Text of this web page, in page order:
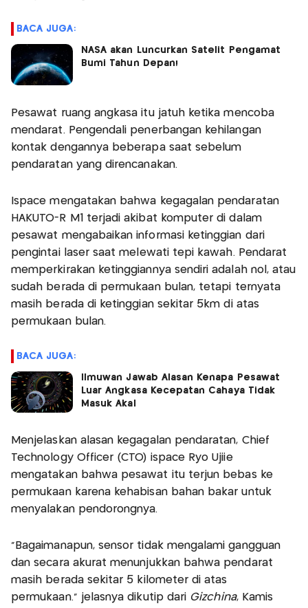
BACA JUGA:
NASA akan Luncurkan Satelit Pengamat
Bumi Tahun Depan!
Pesawat ruang angkasa itu jatuh ketika mencoba
mendarat. Pengendali penerbangan kehilangan
kontak dengannya beberapa saat sebelum
pendaratan yang direncanakan.
Ispace mengatakan bahwa kegagalan pendaratan
HAKUTO-R M1 terjadi akibat komputer di dalam
pesawat mengabaikan informasi ketinggian dari
pengintai laser saat melewati tepi kawah. Pendarat
memperkirakan ketinggiannya sendiri adalah nol, atau
sudah berada di permukaan bulan, tetapi ternyata
masih berada di ketinggian sekitar 5km di atas
permukaan bulan.
BACA JUGA:
Ilmuwan Jawab Alasan Kenapa Pesawat
Luar Angkasa Kecepatan Cahaya Tidak
Masuk Akal
Menjelaskan alasan kegagalan pendaratan, Chief
Technology Officer (CTO) ispace Ryo Ujiie
mengatakan bahwa pesawat itu terjun bebas ke
permukaan karena kehabisan bahan bakar untuk
menyalakan pendorongnya.
"Bagaimanapun, sensor tidak mengalami gangguan
dan secara akurat menunjukkan bahwa pendarat
masih berada sekitar 5 kilometer di atas
permukaan." jelasnya dikutip dari Gizchina, Kamis